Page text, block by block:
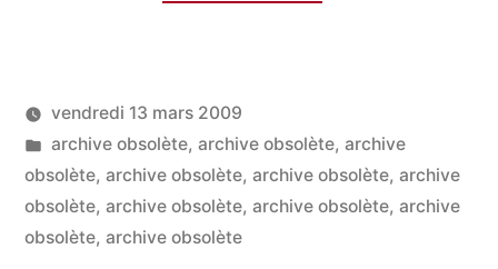
Publié
par
LucL
vendredi 13 mars 2009
Publié
dans
archive obsolète, archive obsolète, archive
obsolète, archive obsolète, archive obsolète, archive
obsolète, archive obsolète, archive obsolète, archive
obsolète, archive obsolète